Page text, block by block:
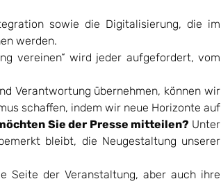
sowie die Digitalisierung, die im
werden.
vereinen“ wird jeder aufgefordert, vom
Verantwortung übernehmen, können wir
schaffen, indem wir neue Horizonte auf
Sie der Presse mitteilen? Unter
bleibt, die Neugestaltung unserer
Seite der Veranstaltung, aber auch ihre